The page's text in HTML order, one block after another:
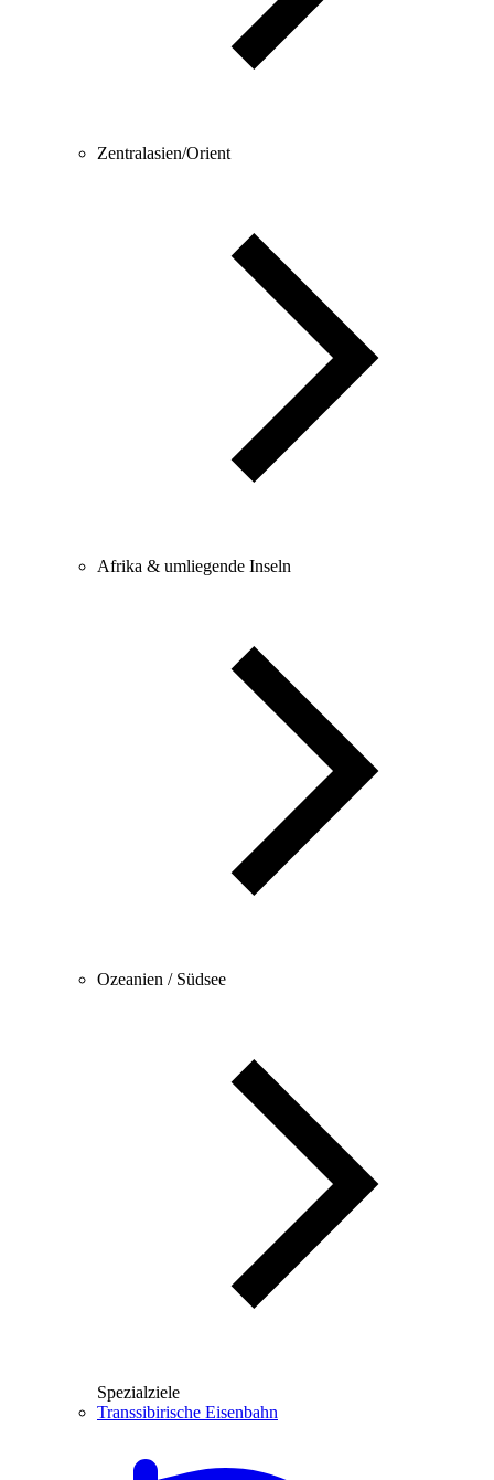
Zentralasien/Orient
Afrika & umliegende Inseln
Ozeanien / Südsee
Spezialziele
Transsibirische Eisenbahn